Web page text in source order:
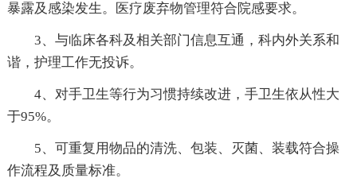
暴露及感染发生。医疗废弃物管理符合院感要求。
3、与临床各科及相关部门信息互通，科内外关系和
谐，护理工作无投诉。
4、对手卫生等行为习惯持续改进，手卫生依从性大
于95%。
5、可重复用物品的清洗、包装、灭菌、装载符合操
作流程及质量标准。